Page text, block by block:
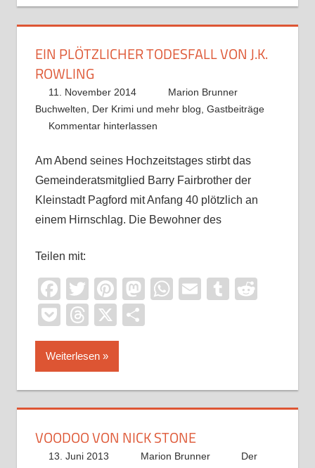
EIN PLÖTZLICHER TODESFALL VON J.K.
ROWLING
11. November 2014
Marion Brunner
Buchwelten, Der Krimi und mehr blog, Gastbeiträge
Kommentar hinterlassen
Am Abend seines Hochzeitstages stirbt das
Gemeinderatsmitglied Barry Fairbrother der
Kleinstadt Pagford mit Anfang 40 plötzlich an
einem Hirnschlag. Die Bewohner des
Teilen mit:
Facebook
TwitterPinterest
Mastodon
WhatsApp
EmailTumblr
PocketThreads
X
Weiterlesen
VOODOO VON NICK STONE
13. Juni 2013 Marion Brunner
Der